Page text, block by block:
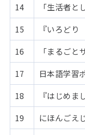
14
「生活者
15
『いろど
16
「まるごと
17
日本語学習
18
『はじめ
19
にほんごえ